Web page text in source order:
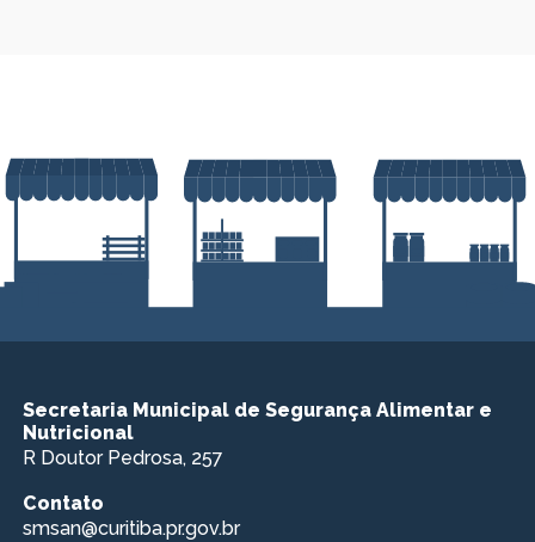
Secretaria Municipal de Segurança Alimentar e
Nutricional
R Doutor Pedrosa, 257
Contato
smsan@curitiba.pr.gov.br